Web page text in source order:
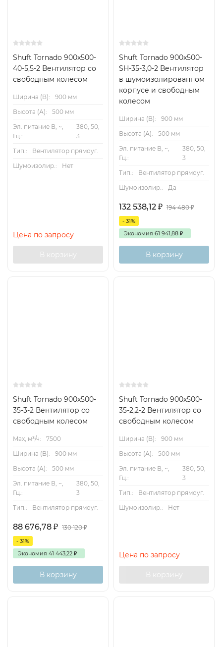
Shuft Tornado 900x500-
40-5,5-2 Вентилятор cо
свободным колесом
Ширина (B):
900 мм
Высота (А):
500 мм
Эл. питание В, ~,
Гц.:
380, 50,
3
Тип.:
Вентилятор прямоуг.
Шумоизолир.:
Нет
Цена по запросу
В корзину
Shuft Tornado 900x500-
SH-35-3,0-2 Вентилятор
в шумоизолированном
корпусе и свободным
колесом
Ширина (B):
900 мм
Высота (А):
500 мм
Эл. питание В, ~,
Гц.:
380, 50,
3
Тип.:
Вентилятор прямоуг.
Шумоизолир.:
Да
132 538,12 ₽ 194 480₽
- 31%
Экономия 61 941,88 ₽
В корзину
Shuft Tornado 900x500-
35-3-2 Вентилятор cо
свободным колесом
Max, м³/ч:
7500
Ширина (B):
900 мм
Высота (А):
500 мм
Эл. питание В, ~,
Гц.:
380, 50,
3
Тип.:
Вентилятор прямоуг.
88 676,78 ₽ 130 120₽
- 31%
Экономия 41 443,22 ₽
В корзину
Shuft Tornado 900x500-
35-2,2-2 Вентилятор cо
свободным колесом
Ширина (B):
900 мм
Высота (А):
500 мм
Эл. питание В, ~,
Гц.:
380, 50,
3
Тип.:
Вентилятор прямоуг.
Шумоизолир.:
Нет
Цена по запросу
В корзину